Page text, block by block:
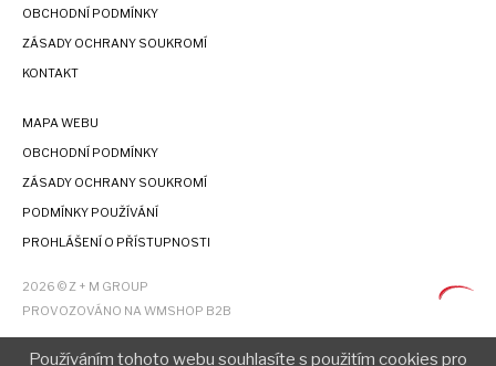
OBCHODNÍ PODMÍNKY
ZÁSADY OCHRANY SOUKROMÍ
KONTAKT
MAPA WEBU
OBCHODNÍ PODMÍNKY
ZÁSADY OCHRANY SOUKROMÍ
PODMÍNKY POUŽÍVÁNÍ
PROHLÁŠENÍ O PŘÍSTUPNOSTI
2026 © Z + M GROUP
PROVOZOVÁNO NA WMSHOP B2B
Používáním tohoto webu souhlasíte s použitím cookies pro